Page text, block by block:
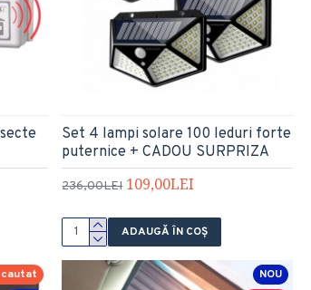
Set 4 lampi solare 100 leduri forte
puternice + CADOU SURPRIZA
236,00LEI 109,00LEI
ADAUGĂ ÎN COŞ
cautat
NOU